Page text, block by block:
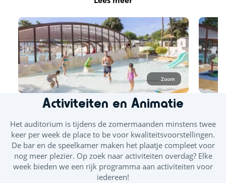
Juli - augustus: 10.15 uur tot 19.30 uur
Let op: alle kinderen van 0-4 jaar zijn verplicht om
zwemluiers te dragen om toegang te krijgen tot de
zwembaden. In juli en augustus is het gehele zwemgedeelte
geopend. De glijbanen en het splashgedeelte zijn geopend
vanaf half mei, terwijl er de rest van het seizoen minimaal 1
zwembad geopend is.
Rodel- en glijbanen
Verwarmd binnenzwembad
Buitenzwembad
Splashzone - Kinderspelletjes
Zoom
Activiteiten en Animatie
Het auditorium is tijdens de zomermaanden minstens twee
keer per week de place to be voor kwaliteitsvoorstellingen.
De bar en de speelkamer maken het plaatje compleet voor
nog meer plezier. Op zoek naar activiteiten overdag? Elke
week bieden we een rijk programma aan activiteiten voor
iedereen!